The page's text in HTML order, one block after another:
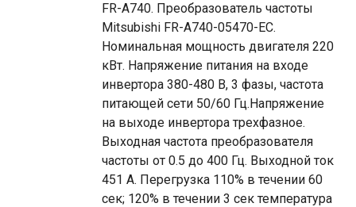
FR-A740. Преобразователь частоты
Mitsubishi FR-A740-05470-EC.
Номинальная мощность двигателя 220
кВт. Напряжение питания на входе
инвертора 380-480 В, 3 фазы, частота
питающей сети 50/60 Гц.Напряжение
на выходе инвертора трехфазное.
Выходная частота преобразователя
частоты от 0.5 до 400 Гц. Выходной ток
451 A. Перегрузка 110% в течении 60
сек; 120% в течении 3 сек температура